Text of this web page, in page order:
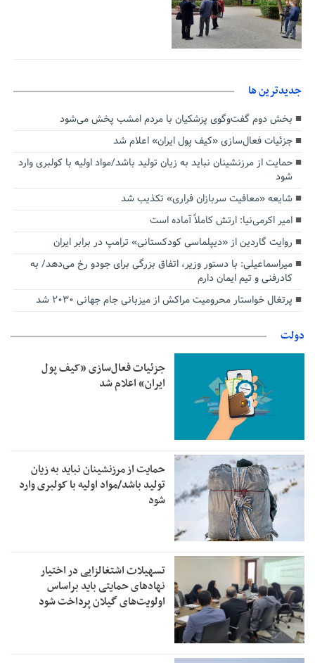
جديدترين ها
بخش دوم گفت‌وگوی پزشکیان با مردم امشب پخش می‌شود
جزئیات فعال‌سازی «کیف پول ایران» اعلام شد
حمایت از مرزنشینان نباید به زیان تولید باشد/مواد اولیه با کولبری وارد
شود
شایعه «معافیت سربازان فراری» تکذیب شد
امیر اکرمی‌نیا: ارتش کاملاً آماده است
روایت گاردین از «دیپلماسی کودکستانی» ترامپ در برابر ایران
میراسماعیلی: با دستور وزیر، اتفاق بزرگی برای جودو رخ می‌دهد/ به
کادرفنی و تیم ایمان دارم
پرتغال خواستار محرومیت مراکش از میزبانی جام جهانی ۲۰۳۰ شد
دولت
جزئیات فعال‌سازی «کیف پول
ایران» اعلام شد
حمایت از مرزنشینان نباید به زیان
تولید باشد/مواد اولیه با کولبری وارد
شود
تسهیلات اشتغالزایی در اختیار
نهادهای حمایتی باید براساس
اولویت‌های گیلان پرداخت شود